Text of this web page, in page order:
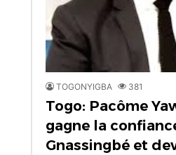
TOGONYIGBA 381
Togo: Pacôme
gagne la
Gnassingbé et